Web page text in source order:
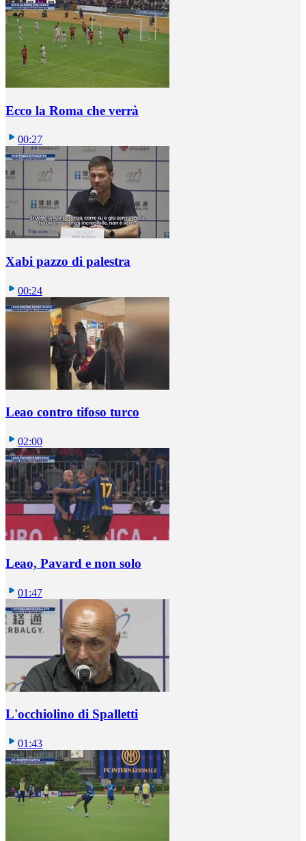
Ecco la Roma che verrà
00:27
Xabi pazzo di palestra
00:24
Leao contro tifoso turco
02:00
Leao, Pavard e non solo
01:47
L'occhiolino di Spalletti
01:43